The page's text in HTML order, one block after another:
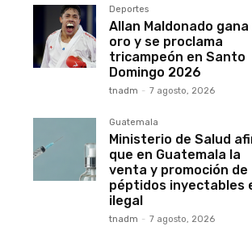
Deportes
Allan Maldonado gana
oro y se proclama
tricampeón en Santo
Domingo 2026
tnadm - 7 agosto, 2026
Guatemala
Ministerio de Salud
que en Guatemala la
venta y promoción de
péptidos inyectables
ilegal
tnadm - 7 agosto, 2026